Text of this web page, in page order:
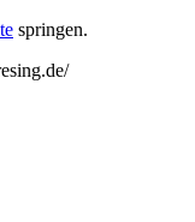
springen.